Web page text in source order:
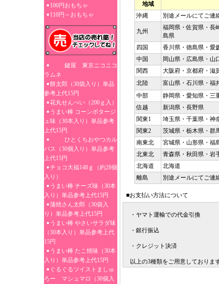
100円おもちゃ
110円～おもちゃ
鍵屋 東京ニコニコ
ラムネ
餅太郎（30袋入り）単品
参考上代15円
花丸せんべい（200ｇ入）
うまい棒 コーンポタージ
ュ味（30本入り）単品参考
上代15円
ひとくちおやつカル
パス（30個入り）単品参考
上代15円
チョコ大福148ｇ（約28個
入り）
うまい棒 チーズ味（30本
入り）単品参考上代15円
蒲焼さん太郎（30袋入
り）単品参考上代15円
うまい棒 やさいサラダ味
（30本入り）単品参考上代
15円
うまい棒 たこ焼味（30本
入り）単品参考上代15円
ぐるぐるツイストましゅ
ろー マシュマロ（30個入
地域
沖縄
別途メールにてご連
九州
福岡県・佐賀県・長
島県
四国
香川県・徳島県・愛
中国
岡山県・広島県・山
関西
大阪府・京都府・滋
北陸
富山県・石川県・福
中部
静岡県・愛知県・三
信越
新潟県・長野県
関東1
埼玉県・千葉県・神
関東2
茨城県・栃木県・群
南東北
宮城県・山形県・福
北東北
青森県・秋田県・岩
北海道
北海道
離島
別途メールにてご連
■お支払い方法について
・ヤマト運輸での代金引換
・銀行振込
・クレジット決済
以上の3種類をご用意しておりま